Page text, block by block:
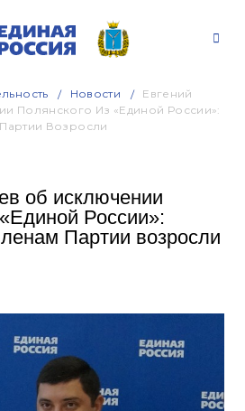
Новости
Евгений
Полянского Из «Единой России»:
Возросли
об исключении
России»:
Партии возросли